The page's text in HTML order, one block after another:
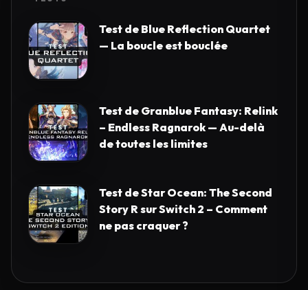
Test de Blue Reflection Quartet
— La boucle est bouclée
Test de Granblue Fantasy: Relink
– Endless Ragnarok — Au-delà
de toutes les limites
Test de Star Ocean: The Second
Story R sur Switch 2 – Comment
ne pas craquer ?